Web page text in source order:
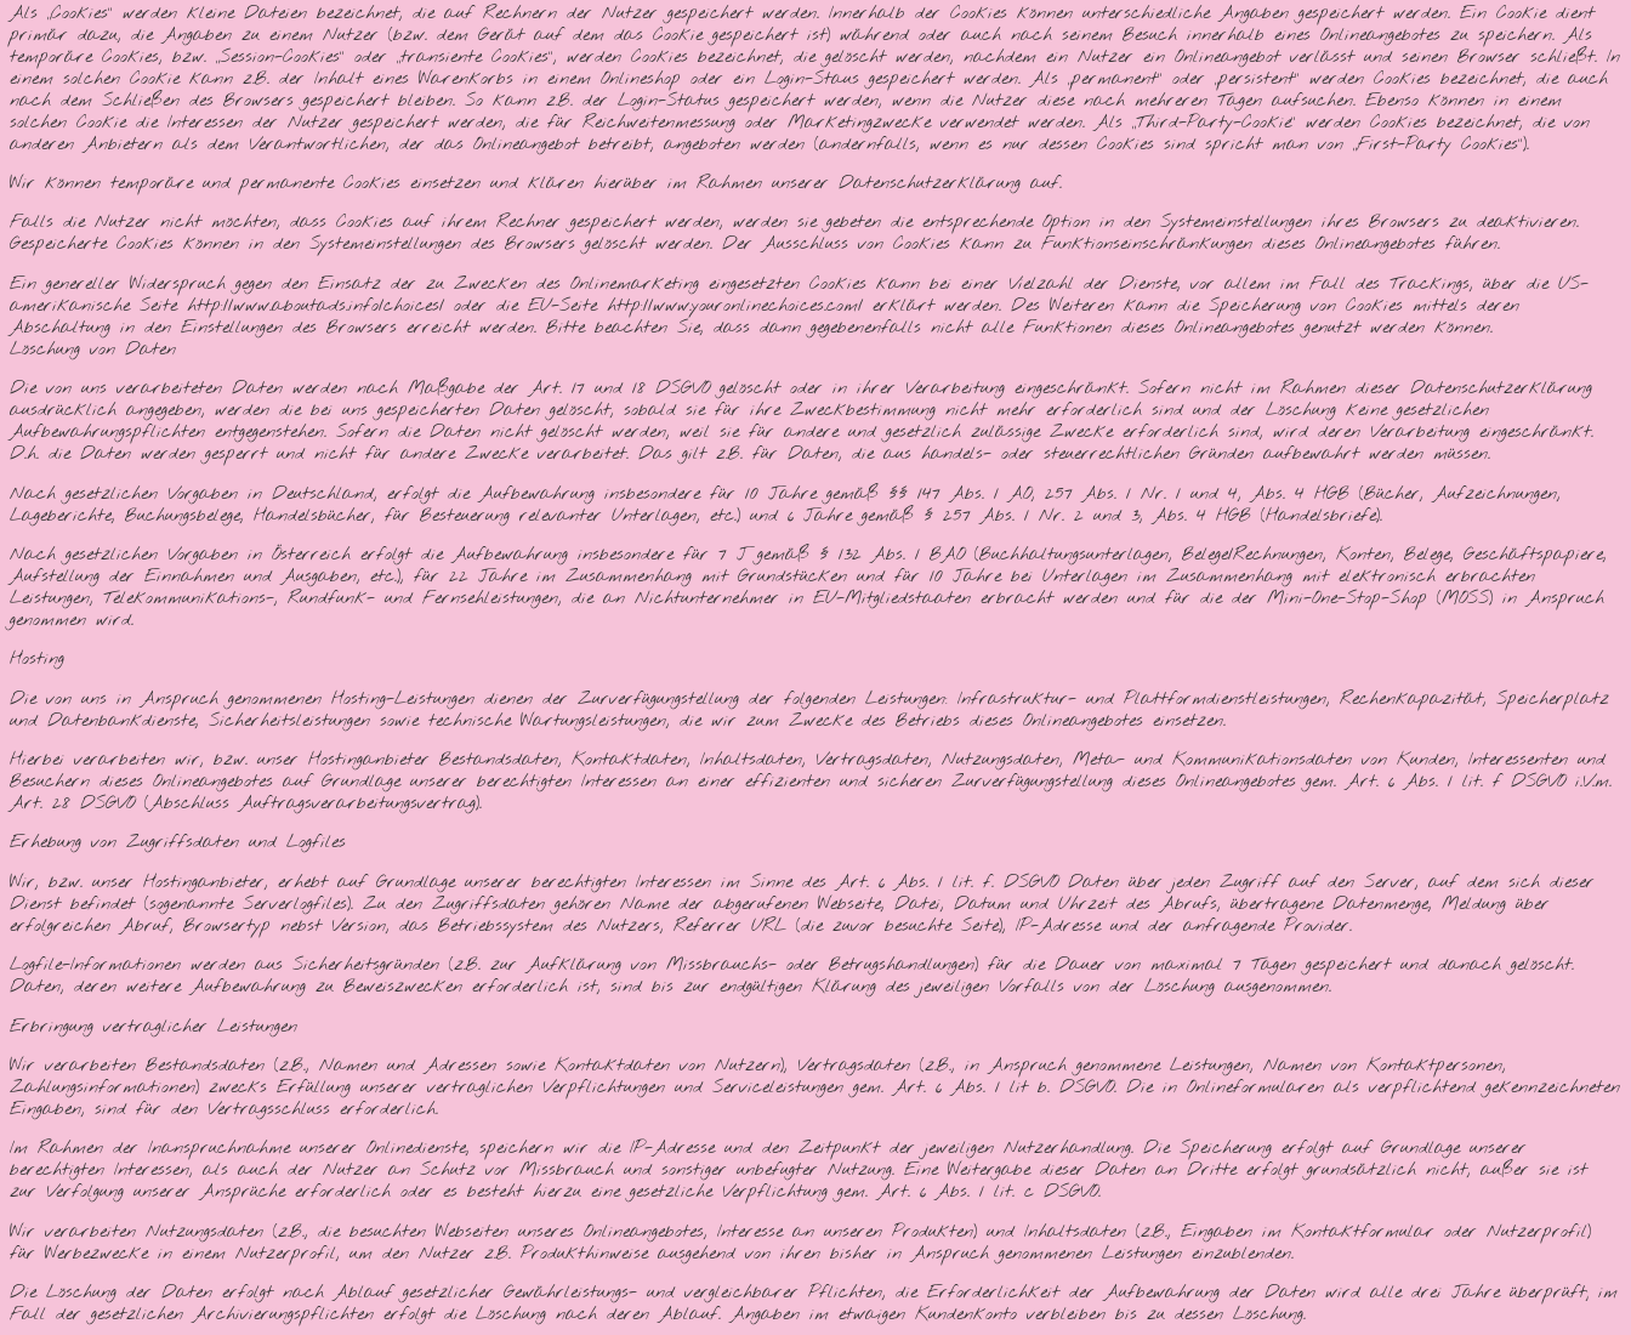
Als „Cookies“ werden kleine Dateien bezeichnet, die auf Rechnern der Nutzer gespeichert werden. Innerhalb der Cookies können unterschiedliche Angaben gespeichert werden. Ein Cookie dient
primär dazu, die Angaben zu einem Nutzer (bzw. dem Gerät auf dem das Cookie gespeichert ist) während oder auch nach seinem Besuch innerhalb eines Onlineangebotes zu speichern. Als
temporäre Cookies, bzw. „Session-Cookies“ oder „transiente Cookies“, werden Cookies bezeichnet, die gelöscht werden, nachdem ein Nutzer ein Onlineangebot verlässt und seinen Browser schließt. In
einem solchen Cookie kann z.B. der Inhalt eines Warenkorbs in einem Onlineshop oder ein Login-Staus gespeichert werden. Als „permanent“ oder „persistent“ werden Cookies bezeichnet, die auch
nach dem Schließen des Browsers gespeichert bleiben. So kann z.B. der Login-Status gespeichert werden, wenn die Nutzer diese nach mehreren Tagen aufsuchen. Ebenso können in einem
solchen Cookie die Interessen der Nutzer gespeichert werden, die für Reichweitenmessung oder Marketingzwecke verwendet werden. Als „Third-Party-Cookie“ werden Cookies bezeichnet, die von
anderen Anbietern als dem Verantwortlichen, der das Onlineangebot betreibt, angeboten werden (andernfalls, wenn es nur dessen Cookies sind spricht man von „First-Party Cookies“).
Wir können temporäre und permanente Cookies einsetzen und klären hierüber im Rahmen unserer Datenschutzerklärung auf.
Falls die Nutzer nicht möchten, dass Cookies auf ihrem Rechner gespeichert werden, werden sie gebeten die entsprechende Option in den Systemeinstellungen ihres Browsers zu deaktivieren.
Gespeicherte Cookies können in den Systemeinstellungen des Browsers gelöscht werden. Der Ausschluss von Cookies kann zu Funktionseinschränkungen dieses Onlineangebotes führen.
Ein genereller Widerspruch gegen den Einsatz der zu Zwecken des Onlinemarketing eingesetzten Cookies kann bei einer Vielzahl der Dienste, vor allem im Fall des Trackings, über die US-
amerikanische Seite http://www.aboutads.info/choices/ oder die EU-Seite http://www.youronlinechoices.com/ erklärt werden. Des Weiteren kann die Speicherung von Cookies mittels deren
Abschaltung in den Einstellungen des Browsers erreicht werden. Bitte beachten Sie, dass dann gegebenenfalls nicht alle Funktionen dieses Onlineangebotes genutzt werden können.
Löschung von Daten
Die von uns verarbeiteten Daten werden nach Maßgabe der Art. 17 und 18 DSGVO gelöscht oder in ihrer Verarbeitung eingeschränkt. Sofern nicht im Rahmen dieser Datenschutzerklärung
ausdrücklich angegeben, werden die bei uns gespeicherten Daten gelöscht, sobald sie für ihre Zweckbestimmung nicht mehr erforderlich sind und der Löschung keine gesetzlichen
Aufbewahrungspflichten entgegenstehen. Sofern die Daten nicht gelöscht werden, weil sie für andere und gesetzlich zulässige Zwecke erforderlich sind, wird deren Verarbeitung eingeschränkt.
D.h. die Daten werden gesperrt und nicht für andere Zwecke verarbeitet. Das gilt z.B. für Daten, die aus handels- oder steuerrechtlichen Gründen aufbewahrt werden müssen.
Nach gesetzlichen Vorgaben in Deutschland, erfolgt die Aufbewahrung insbesondere für 10 Jahre gemäß §§ 147 Abs. 1 AO, 257 Abs. 1 Nr. 1 und 4, Abs. 4 HGB (Bücher, Aufzeichnungen,
Lageberichte, Buchungsbelege, Handelsbücher, für Besteuerung relevanter Unterlagen, etc.) und 6 Jahre gemäß § 257 Abs. 1 Nr. 2 und 3, Abs. 4 HGB (Handelsbriefe).
Nach gesetzlichen Vorgaben in Österreich erfolgt die Aufbewahrung insbesondere für 7 J gemäß § 132 Abs. 1 BAO (Buchhaltungsunterlagen, Belege/Rechnungen, Konten, Belege, Geschäftspapiere,
Aufstellung der Einnahmen und Ausgaben, etc.), für 22 Jahre im Zusammenhang mit Grundstücken und für 10 Jahre bei Unterlagen im Zusammenhang mit elektronisch erbrachten
Leistungen, Telekommunikations-, Rundfunk- und Fernsehleistungen, die an Nichtunternehmer in EU-Mitgliedstaaten erbracht werden und für die der Mini-One-Stop-Shop (MOSS) in Anspruch
genommen wird.
Hosting
Die von uns in Anspruch genommenen Hosting-Leistungen dienen der Zurverfügungstellung der folgenden Leistungen: Infrastruktur- und Plattformdienstleistungen, Rechenkapazität, Speicherplatz
und Datenbankdienste, Sicherheitsleistungen sowie technische Wartungsleistungen, die wir zum Zwecke des Betriebs dieses Onlineangebotes einsetzen.
Hierbei verarbeiten wir, bzw. unser Hostinganbieter Bestandsdaten, Kontaktdaten, Inhaltsdaten, Vertragsdaten, Nutzungsdaten, Meta- und Kommunikationsdaten von Kunden, Interessenten und
Besuchern dieses Onlineangebotes auf Grundlage unserer berechtigten Interessen an einer effizienten und sicheren Zurverfügungstellung dieses Onlineangebotes gem. Art. 6 Abs. 1 lit. f DSGVO i.V.m.
Art. 28 DSGVO (Abschluss Auftragsverarbeitungsvertrag).
Erhebung von Zugriffsdaten und Logfiles
Wir, bzw. unser Hostinganbieter, erhebt auf Grundlage unserer berechtigten Interessen im Sinne des Art. 6 Abs. 1 lit. f. DSGVO Daten über jeden Zugriff auf den Server, auf dem sich dieser
Dienst befindet (sogenannte Serverlogfiles). Zu den Zugriffsdaten gehören Name der abgerufenen Webseite, Datei, Datum und Uhrzeit des Abrufs, übertragene Datenmenge, Meldung über
erfolgreichen Abruf, Browsertyp nebst Version, das Betriebssystem des Nutzers, Referrer URL (die zuvor besuchte Seite), IP-Adresse und der anfragende Provider.
Logfile-Informationen werden aus Sicherheitsgründen (z.B. zur Aufklärung von Missbrauchs- oder Betrugshandlungen) für die Dauer von maximal 7 Tagen gespeichert und danach gelöscht.
Daten, deren weitere Aufbewahrung zu Beweiszwecken erforderlich ist, sind bis zur endgültigen Klärung des jeweiligen Vorfalls von der Löschung ausgenommen.
Erbringung vertraglicher Leistungen
Wir verarbeiten Bestandsdaten (z.B., Namen und Adressen sowie Kontaktdaten von Nutzern), Vertragsdaten (z.B., in Anspruch genommene Leistungen, Namen von Kontaktpersonen,
Zahlungsinformationen) zwecks Erfüllung unserer vertraglichen Verpflichtungen und Serviceleistungen gem. Art. 6 Abs. 1 lit b. DSGVO. Die in Onlineformularen als verpflichtend gekennzeichneten
Eingaben, sind für den Vertragsschluss erforderlich.
Im Rahmen der Inanspruchnahme unserer Onlinedienste, speichern wir die IP-Adresse und den Zeitpunkt der jeweiligen Nutzerhandlung. Die Speicherung erfolgt auf Grundlage unserer
berechtigten Interessen, als auch der Nutzer an Schutz vor Missbrauch und sonstiger unbefugter Nutzung. Eine Weitergabe dieser Daten an Dritte erfolgt grundsätzlich nicht, außer sie ist
zur Verfolgung unserer Ansprüche erforderlich oder es besteht hierzu eine gesetzliche Verpflichtung gem. Art. 6 Abs. 1 lit. c DSGVO.
Wir verarbeiten Nutzungsdaten (z.B., die besuchten Webseiten unseres Onlineangebotes, Interesse an unseren Produkten) und Inhaltsdaten (z.B., Eingaben im Kontaktformular oder Nutzerprofil)
für Werbezwecke in einem Nutzerprofil, um den Nutzer z.B. Produkthinweise ausgehend von ihren bisher in Anspruch genommenen Leistungen einzublenden.
Die Löschung der Daten erfolgt nach Ablauf gesetzlicher Gewährleistungs- und vergleichbarer Pflichten, die Erforderlichkeit der Aufbewahrung der Daten wird alle drei Jahre überprüft; im
Fall der gesetzlichen Archivierungspflichten erfolgt die Löschung nach deren Ablauf. Angaben im etwaigen Kundenkonto verbleiben bis zu dessen Löschung.